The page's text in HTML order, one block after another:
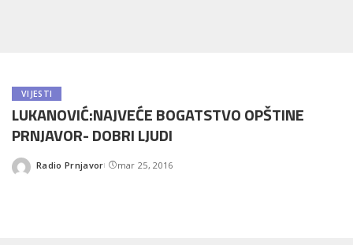
VIJESTI
LUKANOVIĆ:NAJVEĆE BOGATSTVO OPŠTINE
PRNJAVOR- DOBRI LJUDI
Posted
Radio Prnjavor mar 25, 2016